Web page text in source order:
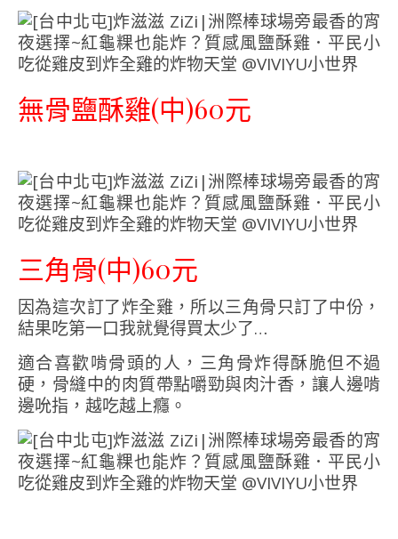
無骨鹽酥雞(中)60元
三角骨(中)60元
因為這次訂了炸全雞，所以三角骨只訂了中份，
結果吃第一口我就覺得買太少了…
適合喜歡啃骨頭的人，三角骨炸得酥脆但不過
硬，骨縫中的肉質帶點嚼勁與肉汁香，讓人邊啃
邊吮指，越吃越上癮。